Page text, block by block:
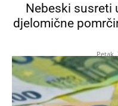
Nebeski susreti
djelomične
Petak,